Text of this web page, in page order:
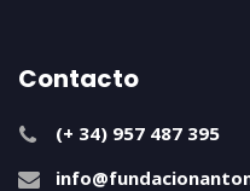
Contacto
(+ 34) 957 487 395